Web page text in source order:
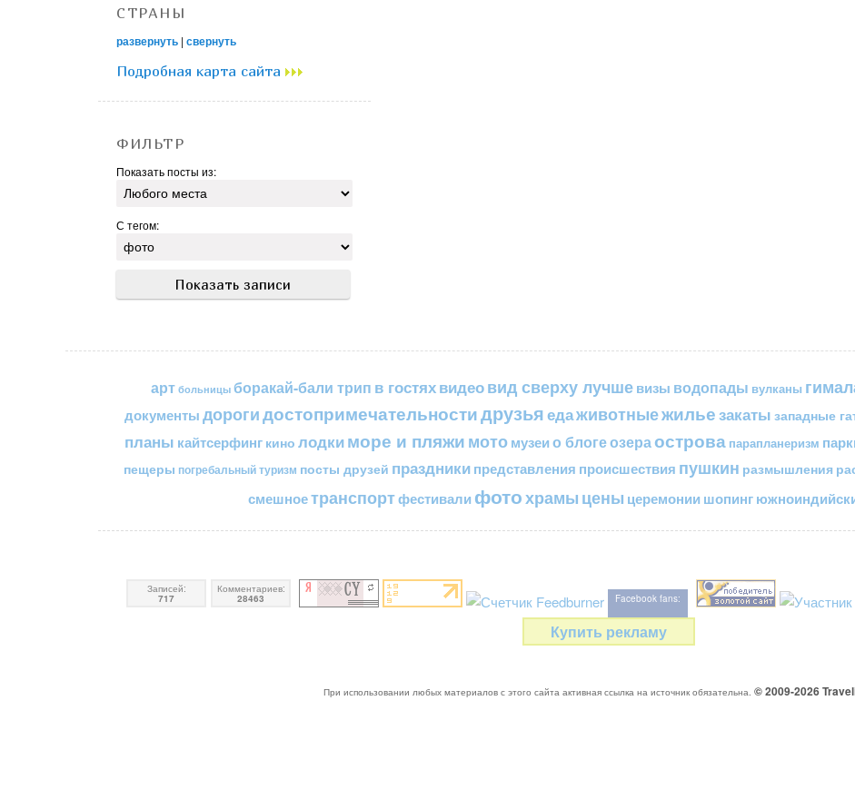
СТРАНЫ
развернуть | свернуть
Подробная карта сайта
ФИЛЬТР
Показать посты из:
С тегом:
арт больницы боракай-бали трип в гостяхвидеовид сверху лучше визы водопады вулканы
документыдорогидостопримечательностидрузьяедаживотныежильезакаты западные
планы кайтсерфинг кино лодкиморе и пляжимото музеи о блогеозераострова парапланеризм
пещеры погребальный туризм посты друзей праздникипредставления происшествия пушкин размышления
смешноетранспортфестивали фотохрамы цены церемонии шопинг
Записей:
717
Комментариев:
28463 Facebook fans:
Купить рекламу
При использовании любых материалов с этого сайта активная ссылка на источник обязательна. © 2009-2026